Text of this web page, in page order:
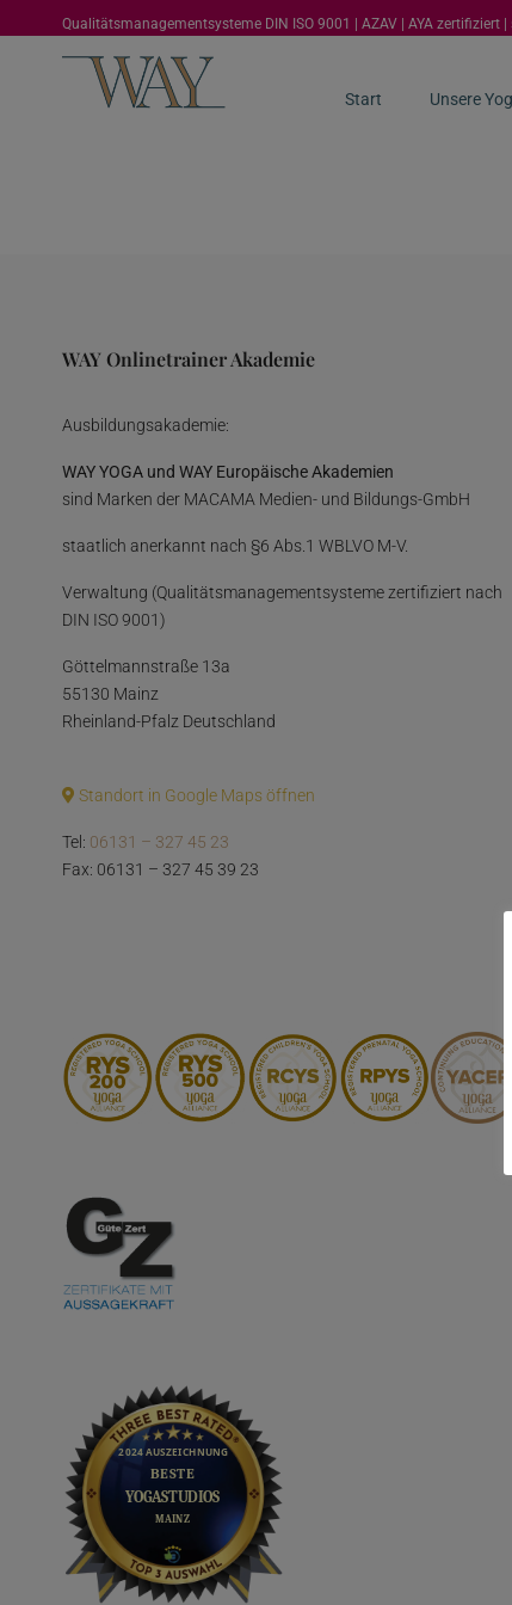
Qualitätsmanagementsysteme DIN ISO 9001 | AZAV | AYA zertifiziert
Start Unsere
WAY Onlinetrainer Akademie
Ausbildungsakademie:
WAY YOGA und WAY Europäische Akademien
sind Marken der MACAMA Medien- und Bildungs-GmbH
staatlich anerkannt nach §6 Abs.1 WBLVO M-V.
Verwaltung (Qualitätsmanagementsysteme zertifiziert nach
DIN ISO 9001)
Göttelmannstraße 13a
55130 Mainz
Rheinland-Pfalz Deutschland
Standort in Google Maps öffnen
Tel: 06131 – 327 45 23
Fax: 06131 – 327 45 39 23